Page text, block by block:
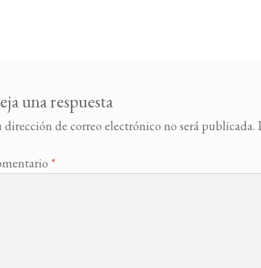
una respuesta
dirección de correo electrónico no será publicada.
*